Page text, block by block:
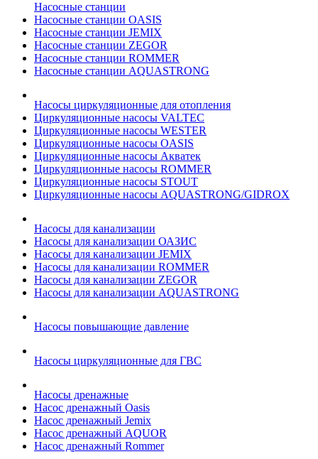
Насосные станции
Насосные станции OASIS
Насосные станции JEMIX
Насосные станции ZEGOR
Насосные станции ROMMER
Насосные станции AQUASTRONG
Насосы циркуляционные для отопления
Циркуляционные насосы VALTEC
Циркуляционные насосы WESTER
Циркуляционные насосы OASIS
Циркуляционные насосы Акватек
Циркуляционные насосы ROMMER
Циркуляционные насосы STOUT
Циркуляционные насосы AQUASTRONG/GIDROX
Насосы для канализации
Насосы для канализации ОАЗИС
Насосы для канализации JEMIX
Насосы для канализации ROMMER
Насосы для канализации ZEGOR
Насосы для канализации AQUASTRONG
Насосы повышающие давление
Насосы циркуляционные для ГВС
Насосы дренажные
Насос дренажный Oasis
Насос дренажный Jemix
Насос дренажный AQUOR
Насос дренажный Rommer